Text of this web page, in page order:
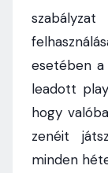
esetében a
leadott
hogy
zenéit
minden